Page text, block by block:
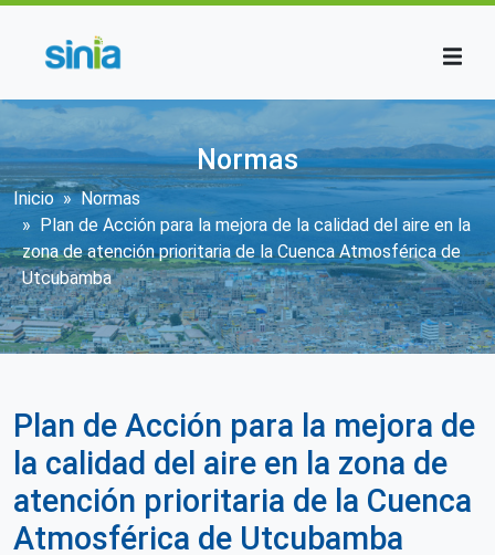
Normas
Sobrescribir enlaces de ayuda a la
Inicio
Normas
Plan de Acción para la mejora de la calidad del aire en la
zona de atención prioritaria de la Cuenca Atmosférica de
Utcubamba
Plan de Acción para la mejora de
la calidad del aire en la zona de
atención prioritaria de la Cuenca
Atmosférica de Utcubamba